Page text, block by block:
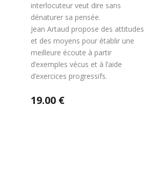
interlocuteur veut dire sans
dénaturer sa pensée.
Jean Artaud propose des attitudes
et des moyens pour établir une
meilleure écoute à partir
d’exemples vécus et à l’aide
d’exercices progressifs.
19.00 €